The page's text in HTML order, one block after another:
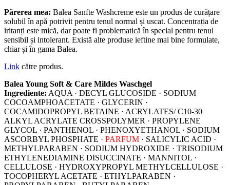
Părerea mea: Balea Sanfte Washcreme este un produs de curățare
solubil în apă potrivit pentru tenul normal și uscat. Concentrația de
iritanți este mică, dar poate fi problematică în special pentru tenul
sensibil și intolerant. Există alte produse ieftine mai bine formulate,
chiar și în gama Balea.
Link către produs.
Balea Young Soft & Care Mildes Waschgel
Ingrediente: AQUA · DECYL GLUCOSIDE · SODIUM
COCOAMPHOACETATE · GLYCERIN ·
COCAMIDOPROPYL BETAINE · ACRYLATES/ C10-30
ALKYL ACRYLATE CROSSPOLYMER · PROPYLENE
GLYCOL · PANTHENOL · PHENOXYETHANOL · SODIUM
ASCORBYL PHOSPHATE · PARFUM · SALICYLIC ACID ·
METHYLPARABEN · SODIUM HYDROXIDE · TRISODIUM
ETHYLENEDIAMINE DISUCCINATE · MANNITOL ·
CELLULOSE · HYDROXYPROPYL METHYLCELLULOSE ·
TOCOPHERYL ACETATE · ETHYLPARABEN ·